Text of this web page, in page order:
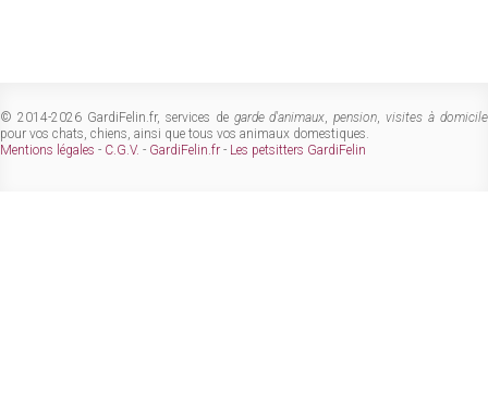
© 2014-2026 GardiFelin.fr, services de garde d'animaux,pension,visites à domicile
pour vos chats, chiens, ainsi que tous vos animaux domestiques.
Mentions légales - C.G.V. - GardiFelin.fr - Les petsitters GardiFelin